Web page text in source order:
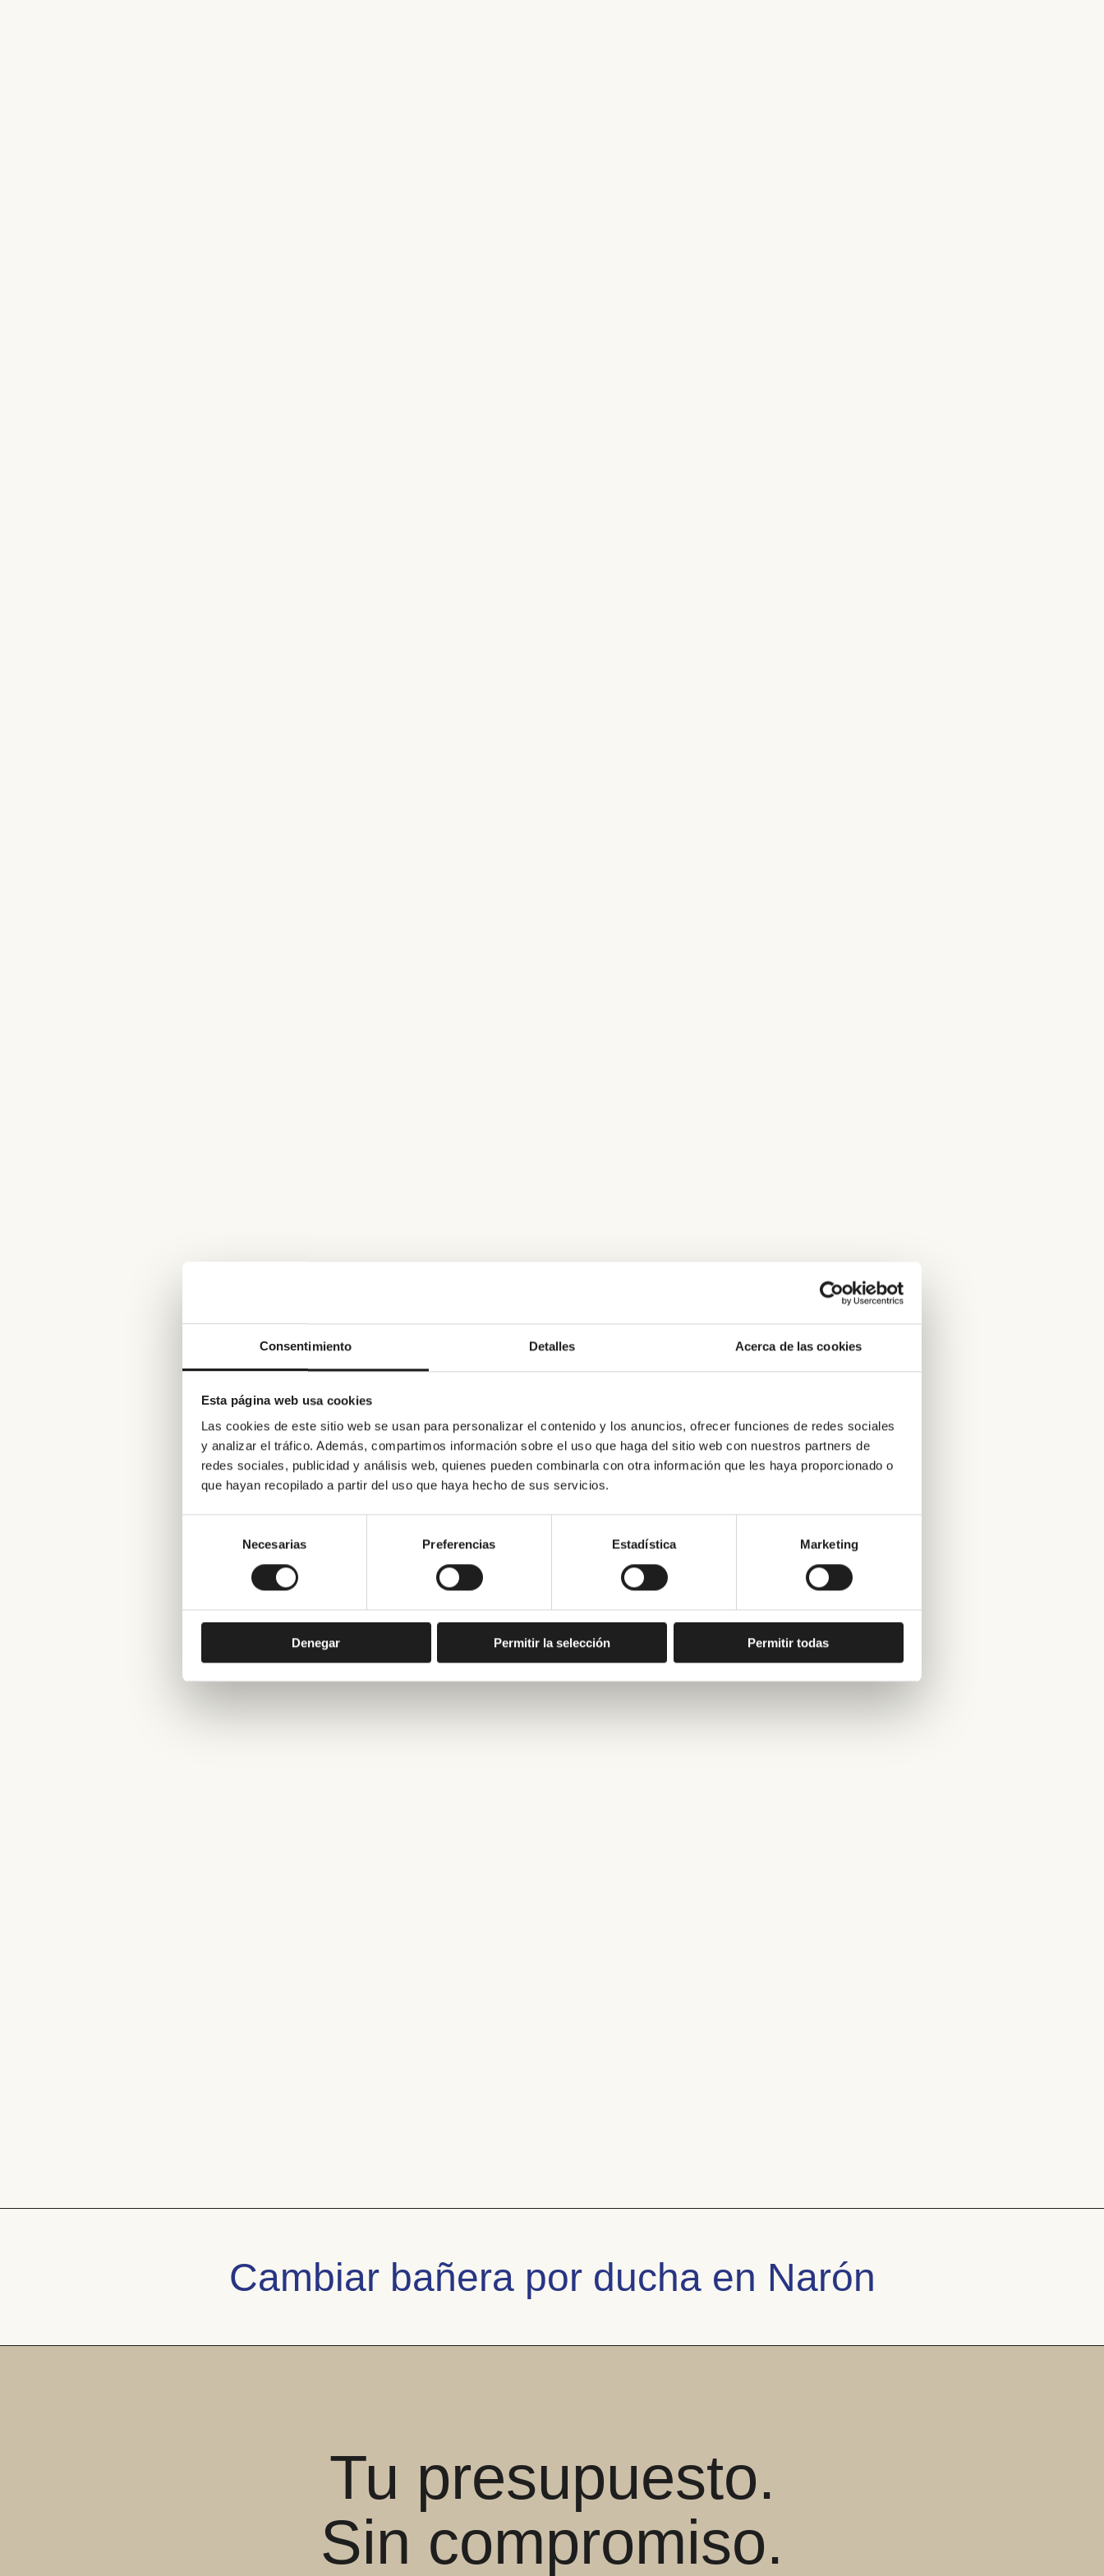
Consentimiento Detalles Acerca de las cookies
Esta página web usa cookies
Las cookies de este sitio web se usan para personalizar el contenido y los anuncios, ofrecer funciones de redes sociales
y analizar el tráfico. Además, compartimos información sobre el uso que haga del sitio web con nuestros partners de
redes sociales, publicidad y análisis web, quienes pueden combinarla con otra información que les haya proporcionado o
que hayan recopilado a partir del uso que haya hecho de sus servicios.
consentimiento
Necesarias Preferencias Estadística Marketing
Denegar Permitir la selección Permitir todas
Cambiar bañera por ducha en Narón
Tu presupuesto.
Sin compromiso.